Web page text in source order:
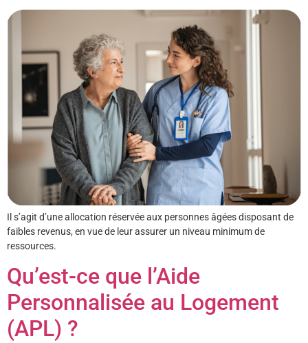
Il s’agit d’une allocation réservée aux personnes âgées disposant de
faibles revenus, en vue de leur assurer un niveau minimum de
ressources.
Qu’est-ce que l’Aide
Personnalisée au Logement
(APL) ?